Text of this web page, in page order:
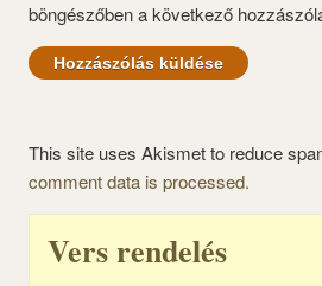
böngészőben a következő
This site uses Akismet to reduce
comment data is processed.
Vers rendelés